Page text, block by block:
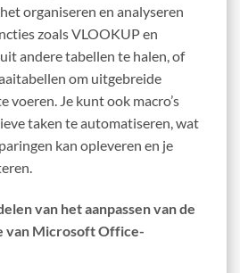
organiseren en analyseren
zoals VLOOKUP en
andere tabellen te halen, of
om uitgebreide
voeren. Je kunt ook macro’s
taken te automatiseren, wat
kan opleveren en je
van het aanpassen van de
van Microsoft Office-